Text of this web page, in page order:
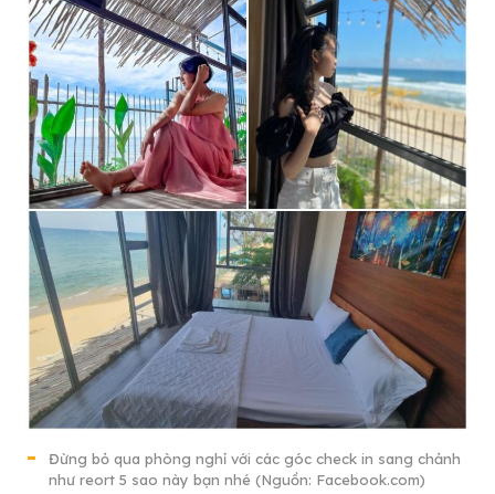
Đừng bỏ qua phòng nghỉ với các góc check in sang chảnh
như reort 5 sao này bạn nhé (Nguồn: Facebook.com)